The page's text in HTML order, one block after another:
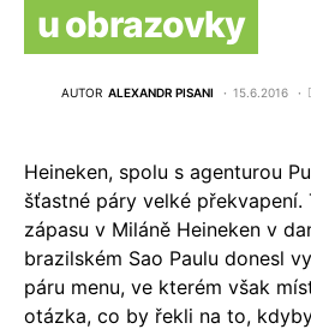
u obrazovky
AUTOR ALEXANDR PISANI 15.6.2016
Heineken, spolu s agenturou
šťastné páry velké překvapení.
zápasu v Miláně Heineken v
brazilském Sao Paulu donesl
páru menu, ve kterém však
otázka, co by řekli na to,